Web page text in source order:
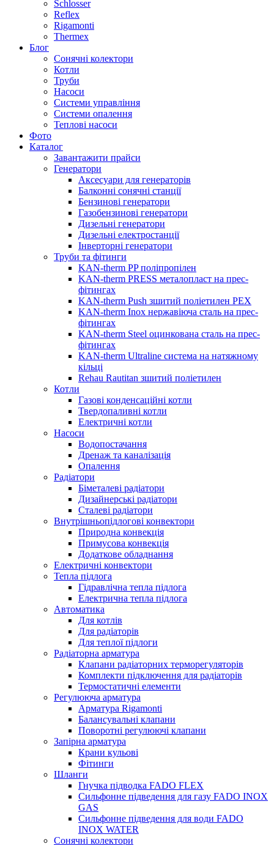
Schlosser
Reflex
Rigamonti
Thermex
Блог
Сонячні колектори
Котли
Труби
Насоси
Системи управління
Системи опалення
Теплові насоси
Фото
Каталог
Завантажити прайси
Генератори
Аксесуари для генераторів
Балконні сонячні станції
Бензинові генератори
Газобензинові генератори
Дизельні генератори
Дизельні електростанції
Інверторні генератори
Труби та фітинги
KAN-therm PP поліпропілен
KAN-therm PRESS металопласт на прес-
фітингах
KAN-therm Push зшитий поліетилен PEX
KAN-therm Inox нержавіюча сталь на прес-
фітингах
KAN-therm Steel оцинкована сталь на прес-
фітингах
KAN-therm Ultraline система на натяжному
кільці
Rehau Rautitan зшитий поліетилен
Котли
Газові конденсаційні котли
Твердопаливні котли
Електричні котли
Насоси
Водопостачання
Дренаж та каналізація
Опалення
Радіатори
Біметалеві радіатори
Дизайнерські радіатори
Сталеві радіатори
Внутрішньопідлогові конвектори
Природна конвекція
Примусова конвекція
Додаткове обладнання
Електричні конвектори
Тепла підлога
Гідравлічна тепла підлога
Електрична тепла підлога
Автоматика
Для котлів
Для радіаторів
Для теплої підлоги
Радіаторна арматура
Клапани радіаторних терморегуляторів
Комплекти підключення для радіаторів
Термостатичні елементи
Регулююча арматура
Арматура Rigamonti
Балансувальні клапани
Поворотні регулюючі клапани
Запірна арматура
Крани кульові
Фітинги
Шланги
Гнучка підводка FADO FLEX
Сильфонне підведення для газу FADO INOX
GAS
Сильфонне підведення для води FADO
INOX WATER
Сонячні колектори